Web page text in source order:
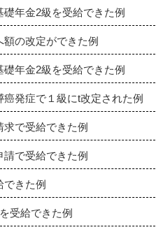
年金2級を受給できた例
の改定ができた例
年金2級を受給できた例
発症で１級にt改定された例
で受給できた例
で受給できた例
きた例
受給できた例